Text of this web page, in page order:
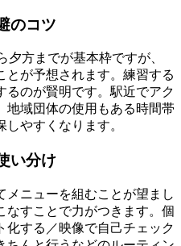
のコツ
方までが基本枠ですが、
とが予想されます。練習する
るのが賢明です。駅近でアク
地域団体の使用もある時間帯
やすくなります。
い分け
メニューを組むことが望まし
なすことで力がつきます。個
化する／映像で自己チェック